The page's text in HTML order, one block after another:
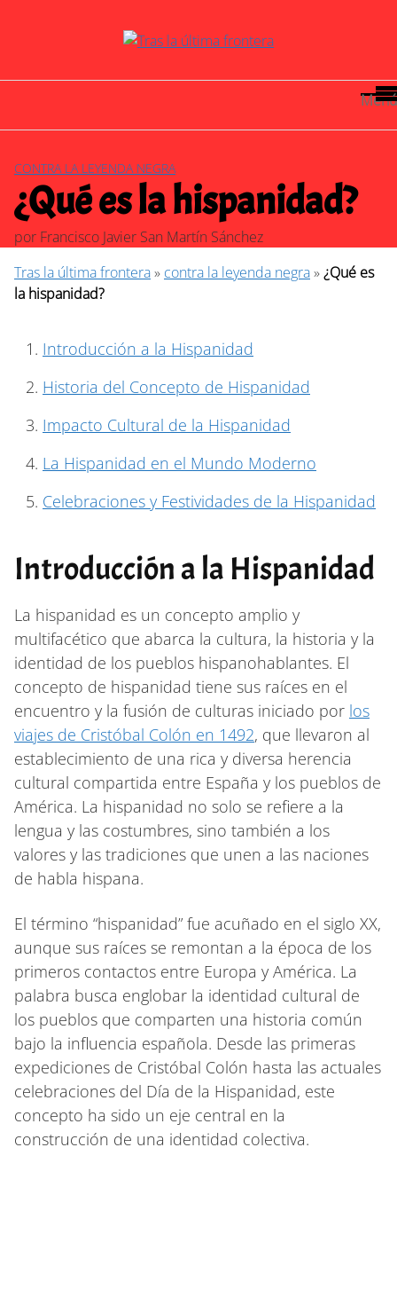
Menú
CONTRA LA LEYENDA NEGRA
¿Qué es la hispanidad?
por Francisco Javier San Martín Sánchez
Tras la última frontera» contra la leyenda negra»¿Qué es
la hispanidad?
Introducción a la Hispanidad
Historia del Concepto de Hispanidad
Impacto Cultural de la Hispanidad
La Hispanidad en el Mundo Moderno
Celebraciones y Festividades de la Hispanidad
Introducción a la Hispanidad
La hispanidad es un concepto amplio y
multifacético que abarca la cultura, la historia y la
identidad de los pueblos hispanohablantes. El
concepto de hispanidad tiene sus raíces en el
encuentro y la fusión de culturas iniciado por los
viajes de Cristóbal Colón en 1492, que llevaron al
establecimiento de una rica y diversa herencia
cultural compartida entre España y los pueblos de
América. La hispanidad no solo se refiere a la
lengua y las costumbres, sino también a los
valores y las tradiciones que unen a las naciones
de habla hispana.
El término “hispanidad” fue acuñado en el siglo XX,
aunque sus raíces se remontan a la época de los
primeros contactos entre Europa y América. La
palabra busca englobar la identidad cultural de
los pueblos que comparten una historia común
bajo la influencia española. Desde las primeras
expediciones de Cristóbal Colón hasta las actuales
celebraciones del Día de la Hispanidad, este
concepto ha sido un eje central en la
construcción de una identidad colectiva.